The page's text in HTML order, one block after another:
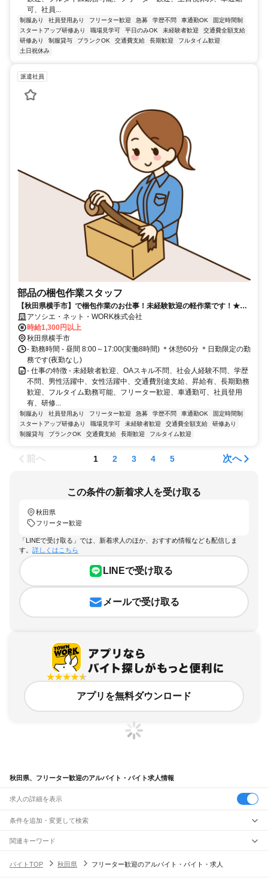
可、社員...
制服あり 社員登用あり フリーター歓迎 急募 学歴不問 車通勤OK
固定時間制
スタートアップ研修あり
職場見学可 平日のみOK 未経験者歓迎
交通費全額支給
研修あり
制服貸与 ブランクOK 交通費支給 長期歓迎
フルタイム歓迎
土日祝休み
派遣社員
部品の梱包作業スタッフ
【秋田県横手市】で梱包作業のお仕事！未経験歓迎の軽作業です！★土
日休みで日勤のみ！★月収25万円以上可！！
アソシエ・ネット・WORK株式会社
時給1,300円以上
秋田県横手市
- 勤務時間 - 昼間 8:00～17:00(実働8時間) ＊休憩60分 ＊日勤限定の勤
務です(夜勤なし)
- 仕事の特徴 - 未経験者歓迎、OAスキル不問、社会人経験不問、学歴
不問、男性活躍中、女性活躍中、交通費別途支給、昇給有、長期勤務
歓迎、フルタイム勤務可能、フリーター歓迎、車通勤可、社員登用
有、研修...
制服あり 社員登用あり フリーター歓迎 急募 学歴不問 車通勤OK
固定時間制
スタートアップ研修あり
職場見学可 未経験者歓迎 交通費全額支給
研修あり
制服貸与
ブランクOK 交通費支給 長期歓迎 フルタイム歓迎
前へ 1 2 3 4 5 次へ
この条件の新着求人を受け取る
秋田県
フリーター歓迎
「LINEで受け取る」では、新着求人のほか、おすすめ情報なども配信しま
す。 詳しくはこちら
LINEで受け取る
メールで受け取る
アプリを無料ダウンロード
秋田県、フリーター歓迎のアルバイト・バイト求人情報
求人の詳細を表示
条件を追加・変更して検索
市区町村を追加・変更
秋田県すべて
駅を追加・変更
関連キーワード
宮城県 フリーター歓迎 韓国宮城県 フリーター歓迎 就職
バイトTOP 秋田県 フリーター歓迎のアルバイト・バイト・求人